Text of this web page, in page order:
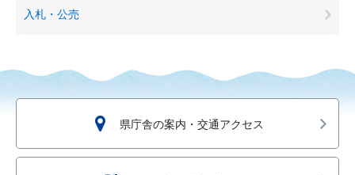
入札・公売
県庁舎の案内・交通アクセス